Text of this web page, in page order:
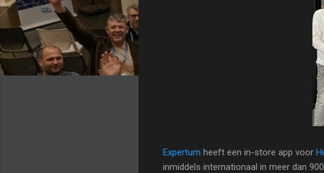
Expertum heeft een in-store app voor
inmiddels internationaal in meer dan